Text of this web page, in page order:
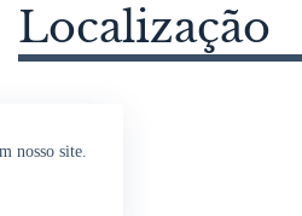
nosso site.
Localização